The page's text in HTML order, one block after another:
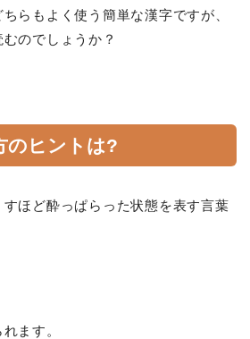
ちらもよく使う簡単な漢字ですが、
むのでしょうか？
のヒントは?
ほど酔っぱらった状態を表す言葉
ます。